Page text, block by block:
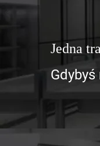
Jedna